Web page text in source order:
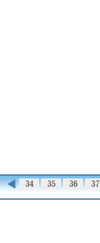
◀
33 34 35 36 37